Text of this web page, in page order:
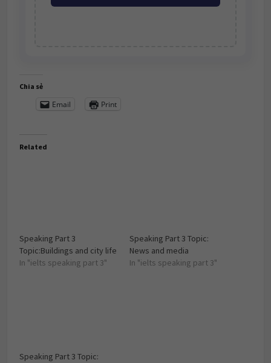
Chia sẻ
Email Print
Related
Speaking Part 3
Topic:Buildings and city life
In "ielts speaking part 3"
Speaking Part 3 Topic:
News and media
In "ielts speaking part 3"
Speaking Part 3 Topic: